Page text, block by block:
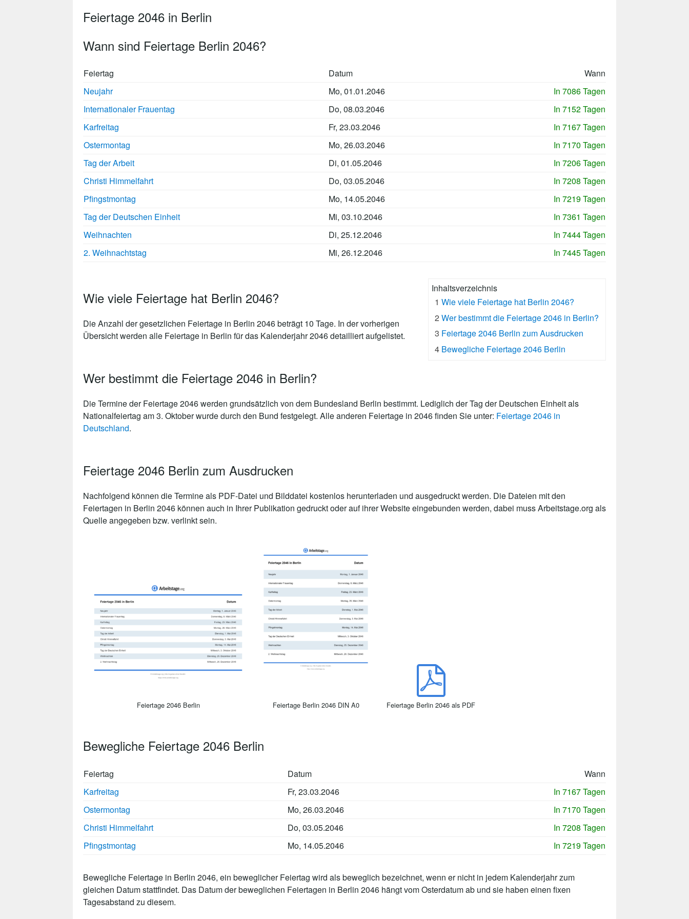
Feiertage 2046 in Berlin
Wann sind Feiertage Berlin 2046?
Feiertag Datum
Wann
Neujahr
Mo, 01.01.2046
In 7086 Tagen
Internationaler Frauentag
Do, 08.03.2046
In 7152 Tagen
Karfreitag
Fr, 23.03.2046
In 7167 Tagen
Ostermontag
Mo, 26.03.2046
In 7170 Tagen
Tag der Arbeit
Di, 01.05.2046
In 7206 Tagen
Christi Himmelfahrt
Do, 03.05.2046
In 7208 Tagen
Pfingstmontag
Mo, 14.05.2046
In 7219 Tagen
Tag der Deutschen Einheit
Mi, 03.10.2046
In 7361 Tagen
Weihnachten
Di, 25.12.2046
In 7444 Tagen
2. Weihnachtstag
Mi, 26.12.2046 In 7445 Tagen
Inhaltsverzeichnis
1 Wie viele Feiertage hat Berlin 2046?
2 Wer bestimmt die Feiertage 2046 in Berlin?
3 Feiertage 2046 Berlin zum Ausdrucken
4 Bewegliche Feiertage 2046 Berlin
Wie viele Feiertage hat Berlin 2046?
Die Anzahl der gesetzlichen Feiertage in Berlin 2046 beträgt 10 Tage. In der vorherigen
Übersicht werden alle Feiertage in Berlin für das Kalenderjahr 2046 detailliert aufgelistet.
Wer bestimmt die Feiertage 2046 in Berlin?
Die Termine der Feiertage 2046 werden grundsätzlich von dem Bundesland Berlin bestimmt. Lediglich der Tag der Deutschen Einheit als
Nationalfeiertag am 3. Oktober wurde durch den Bund festgelegt. Alle anderen Feiertage in 2046 finden Sie unter: Feiertage 2046 in
Deutschland.
Feiertage 2046 Berlin zum Ausdrucken
Nachfolgend können die Termine als PDF-Datei und Bilddatei kostenlos herunterladen und ausgedruckt werden. Die Dateien mit den
Feiertagen in Berlin 2046 können auch in Ihrer Publikation gedruckt oder auf ihrer Website eingebunden werden, dabei muss Arbeitstage.org als
Quelle angegeben bzw. verlinkt sein.
Feiertage 2046 Berlin Feiertage Berlin 2046 DIN A0 Feiertage Berlin 2046 als PDF
Bewegliche Feiertage 2046 Berlin
Feiertag Datum
Wann
Karfreitag
Fr, 23.03.2046
In 7167 Tagen
Ostermontag
Mo, 26.03.2046
In 7170 Tagen
Christi Himmelfahrt
Do, 03.05.2046
In 7208 Tagen
Pfingstmontag
Mo, 14.05.2046 In 7219 Tagen
Bewegliche Feiertage in Berlin 2046, ein beweglicher Feiertag wird als beweglich bezeichnet, wenn er nicht in jedem Kalenderjahr zum
gleichen Datum stattfindet. Das Datum der beweglichen Feiertagen in Berlin 2046 hängt vom Osterdatum ab und sie haben einen fixen
Tagesabstand zu diesem.